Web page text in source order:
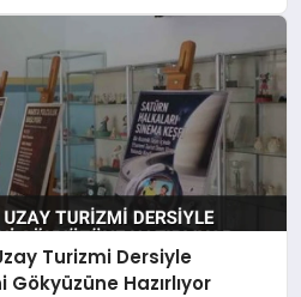
Turizmi Dersiyle
Hazırlıyor